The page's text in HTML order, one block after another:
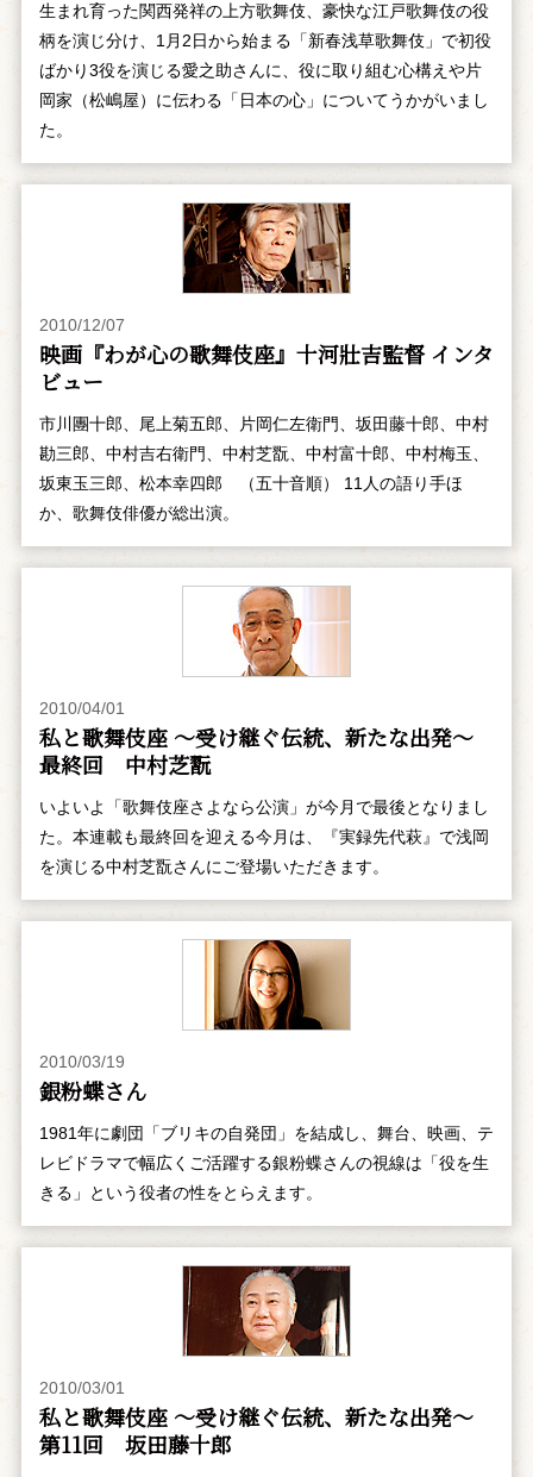
生まれ育った関西発祥の上方歌舞伎、豪快な江戸歌舞伎の役
柄を演じ分け、1月2日から始まる「新春浅草歌舞伎」で初役
ばかり3役を演じる愛之助さんに、役に取り組む心構えや片
岡家（松嶋屋）に伝わる「日本の心」についてうかがいまし
た。
2010/12/07
映画『わが心の歌舞伎座』十河壯吉監督 インタ
ビュー
市川團十郎、尾上菊五郎、片岡仁左衛門、坂田藤十郎、中村
勘三郎、中村吉右衛門、中村芝翫、中村富十郎、中村梅玉、
坂東玉三郎、松本幸四郎 （五十音順） 11人の語り手ほ
か、歌舞伎俳優が総出演。
2010/04/01
私と歌舞伎座 ～受け継ぐ伝統、新たな出発～
最終回 中村芝翫
いよいよ「歌舞伎座さよなら公演」が今月で最後となりまし
た。本連載も最終回を迎える今月は、『実録先代萩』で浅岡
を演じる中村芝翫さんにご登場いただきます。
2010/03/19
銀粉蝶さん
1981年に劇団「ブリキの自発団」を結成し、舞台、映画、テ
レビドラマで幅広くご活躍する銀粉蝶さんの視線は「役を生
きる」という役者の性をとらえます。
2010/03/01
私と歌舞伎座 ～受け継ぐ伝統、新たな出発～
第11回 坂田藤十郎